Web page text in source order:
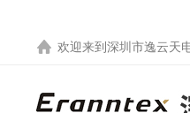
欢迎来到 深圳市逸云天